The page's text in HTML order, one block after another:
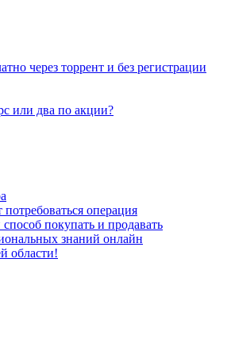
через торрент и без регистрации
или два по акции?
операция
покупать и продавать
знаний онлайн
области!